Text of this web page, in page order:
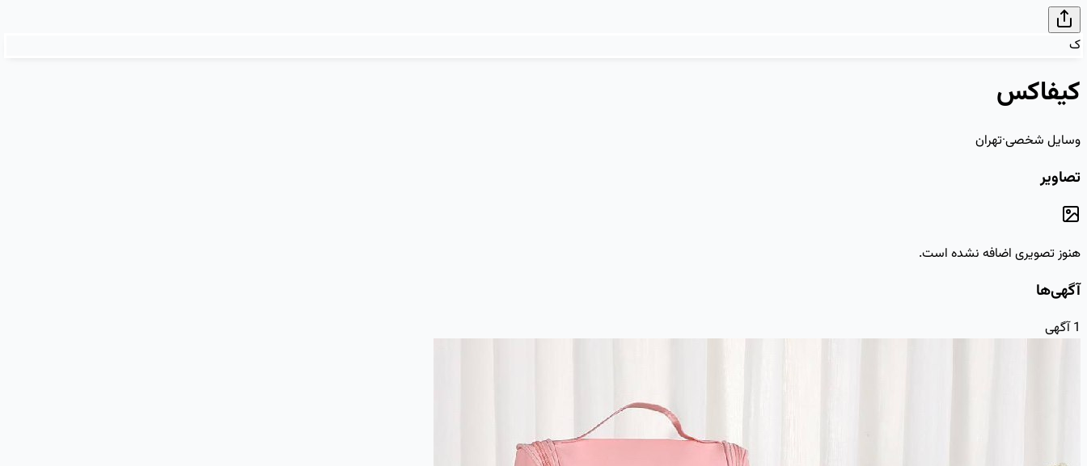
ک
کیفاکس
وسایل شخصی·تهران
تصاویر
هنوز تصویری اضافه نشده است.
آگهی‌ها
1آگهی